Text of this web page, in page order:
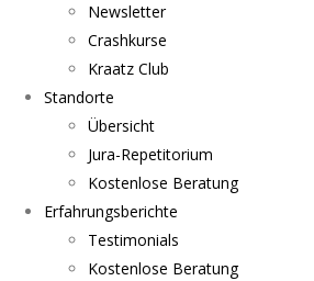
Newsletter
Crashkurse
Kraatz Club
Standorte
Übersicht
Jura-Repetitorium
Kostenlose Beratung
Erfahrungsberichte
Testimonials
Kostenlose Beratung